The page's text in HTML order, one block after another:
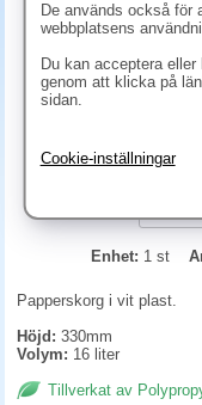
Enhet: 1 st
Papperskorg i vit plast.
Höjd: 330mm
Volym: 16 liter
Tillverkat av
De används också för
webbplatsens
Du kan acceptera
genom att klicka på
sidan.
Cookie-inställningar